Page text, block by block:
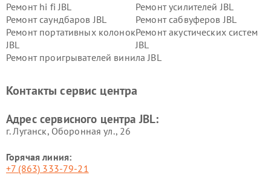
Ремонт hi fi JBL
Ремонт усилителей JBL
Ремонт саундбаров JBL
Ремонт сабвуферов JBL
Ремонт портативных колонок
JBL
Ремонт акустических систем
JBL
Ремонт проигрывателей винила JBL
Контакты сервис центра
Адрес сервисного центра JBL:
г. Луганск, Оборонная ул., 26
Горячая линия:
+7 (863) 333-79-21